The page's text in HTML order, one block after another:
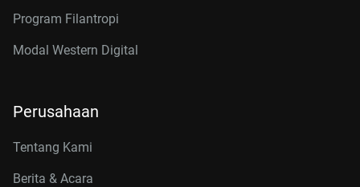
Program Filantropi
Modal Western Digital
Perusahaan
Tentang Kami
Berita & Acara